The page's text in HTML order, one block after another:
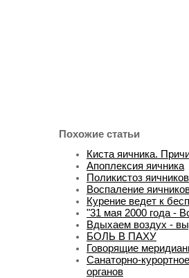
Похожие статьи
Киста яичника.
Апоплексия яичника
Поликистоз яичников
Воспаление
Курение ведет к
"31 мая 2000 года -
Вдыхаем воздух -
БОЛЬ В ПАХУ
Говорящие
Санаторно-
органов